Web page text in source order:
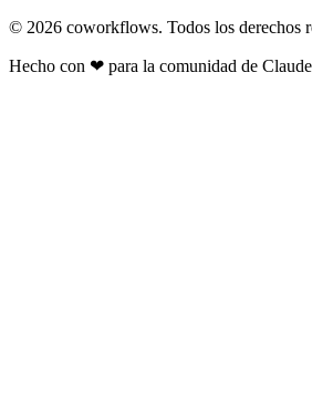
© 2026 coworkflows. Todos los derechos
Hecho con ❤ para la comunidad de Claude